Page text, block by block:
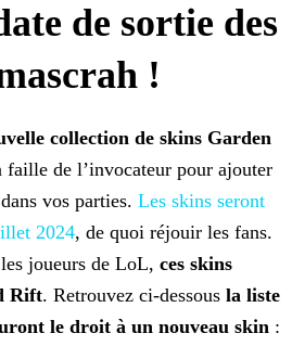
de sortie des
!
collection de skins Garden
faille de l’invocateur pour ajouter
vos parties. Les skins seront
2024, de quoi réjouir les fans.
joueurs de LoL, ces skins
Rift. Retrouvez ci-dessous la liste
le droit à un nouveau skin :